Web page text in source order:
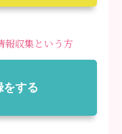
報収集という方
をする